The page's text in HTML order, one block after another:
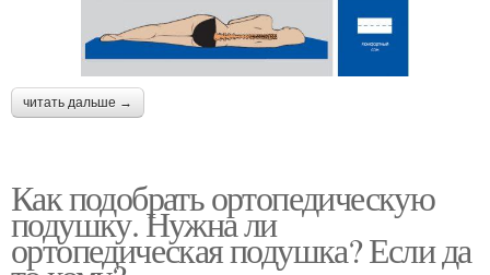
читать дальше →
Как подобрать ортопедическую
подушку. Нужна ли
ортопедическая подушка? Если да